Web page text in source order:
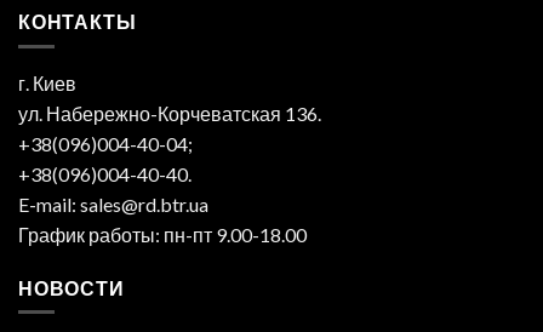
КОНТАКТЫ
г. Киев
ул. Набережно-Корчеватская 136.
+38(096)004-40-04;
+38(096)004-40-40.
E-mail: sales@rd.btr.ua
График работы: пн-пт 9.00-18.00
НОВОСТИ